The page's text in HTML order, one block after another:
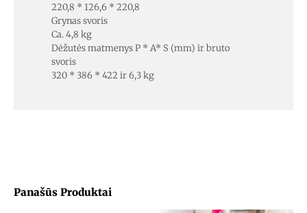
Panašūs Produktai
220,8 * 126,6 * 220,8
Grynas svoris
Ca. 4,8 kg
Dėžutės matmenys P * A* S (mm) ir bruto
svoris
320 * 386 * 422 ir 6,3 kg